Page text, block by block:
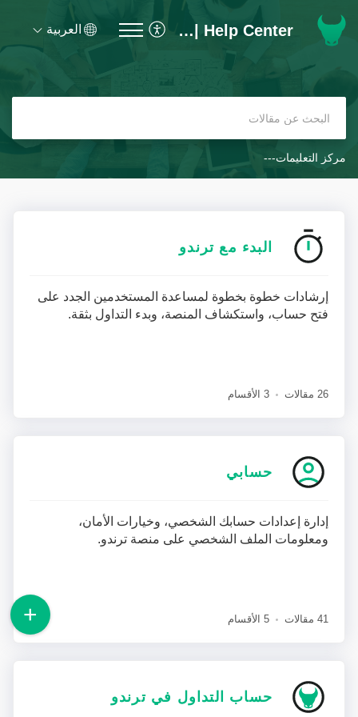
Trendo Trading Platform | Help Center العربية
مركز التعليمات---
البدء مع ترندو
إرشادات خطوة بخطوة لمساعدة المستخدمين الجدد على
فتح حساب، واستكشاف المنصة، وبدء التداول بثقة.
26 مقالات 3 الأقسام
حسابي
إدارة إعدادات حسابك الشخصي، وخيارات الأمان،
ومعلومات الملف الشخصي على منصة ترندو.
41 مقالات 5 الأقسام
حساب التداول في ترندو